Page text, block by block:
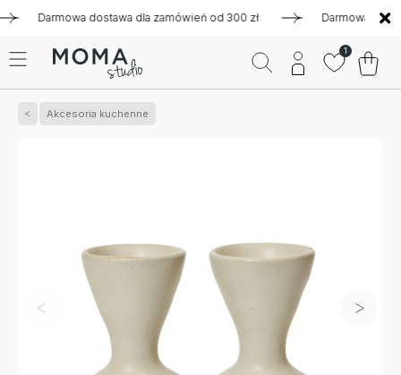
Darmowa dostawa dla zamówień od 300 zł Darmowa dostawa
1
Akcesoria kuchenne